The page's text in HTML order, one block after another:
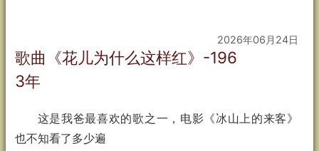
2026年06月24日
歌曲《花儿为什么这样红》-196
3年
这是我爸最喜欢的歌之一，电影《冰山上的来客》
也不知看了多少遍